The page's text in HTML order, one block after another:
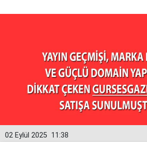
11:38
02 Eylül 2025